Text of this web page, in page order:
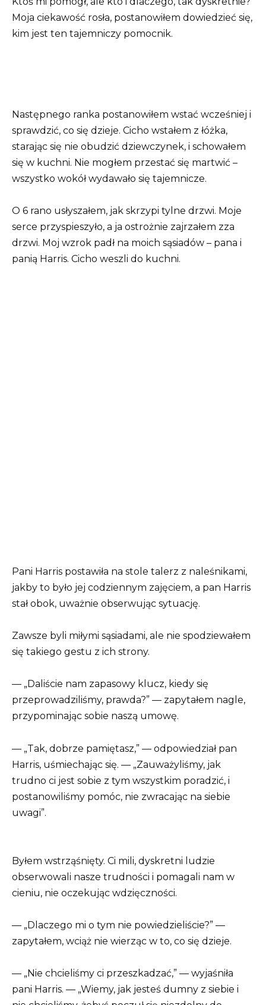
Moja ciekawość rosła, postanowiłem dowiedzieć się,
kim jest ten tajemniczy pomocnik.
Następnego ranka postanowiłem wstać wcześniej i
sprawdzić, co się dzieje. Cicho wstałem z łóżka,
starając się nie obudzić dziewczynek, i schowałem
się w kuchni. Nie mogłem przestać się martwić –
wszystko wokół wydawało się tajemnicze.
O 6 rano usłyszałem, jak skrzypi tylne drzwi. Moje
serce przyspieszyło, a ja ostrożnie zajrzałem zza
drzwi. Moj wzrok padł na moich sąsiadów – pana i
panią Harris. Cicho weszli do kuchni.
Pani Harris postawiła na stole talerz z naleśnikami,
jakby to było jej codziennym zajęciem, a pan Harris
stał obok, uważnie obserwując sytuację.
Zawsze byli miłymi sąsiadami, ale nie spodziewałem
się takiego gestu z ich strony.
— „Daliście nam zapasowy klucz, kiedy się
przeprowadziliśmy, prawda?” — zapytałem nagle,
przypominając sobie naszą umowę.
— „Tak, dobrze pamiętasz,” — odpowiedział pan
Harris, uśmiechając się. — „Zauważyliśmy, jak
trudno ci jest sobie z tym wszystkim poradzić, i
postanowiliśmy pomóc, nie zwracając na siebie
uwagi”.
Byłem wstrząśnięty. Ci mili, dyskretni ludzie
obserwowali nasze trudności i pomagali nam w
cieniu, nie oczekując wdzięczności.
— „Dlaczego mi o tym nie powiedzieliście?” —
zapytałem, wciąż nie wierząc w to, co się dzieje.
— „Nie chcieliśmy ci przeszkadzać,” — wyjaśniła
pani Harris. — „Wiemy, jak jesteś dumny z siebie i